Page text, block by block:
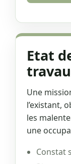
Etat
Une
l’existant,
les
une
Constat